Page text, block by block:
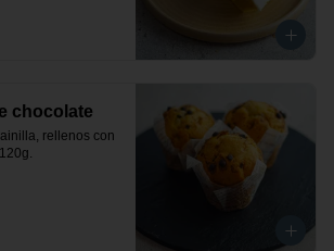
chocolate
rellenos con